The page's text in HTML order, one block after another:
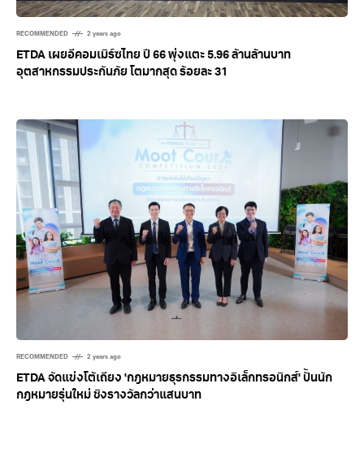
RECOMMENDED 2 years ago
ETDA เผยอีคอมเมิร์ซไทย ปี 66 พุ่งแตะ 5.96 ล้านล้านบาท
อุตสาหกรรมประกันภัย โตมากสุด ร้อยละ 31
RECOMMENDED 2 years ago
ETDA จัดแข่งโต้เถียง 'กฎหมายธุรกรรมทางอิเล็กทรอนิกส์' ปั้นนัก
กฎหมายรุ่นใหม่ ชิงรางวัลกว่าแสนบาท